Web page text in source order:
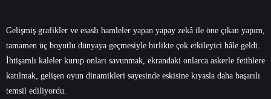
Gelişmiş grafikler ve esaslı hamleler yapan yapay zekâ ile öne çıkan yapım,
tamamen üç boyutlu dünyaya geçmesiyle birlikte çok etkileyici hâle geldi.
İhtişamlı kaleler kurup onları savunmak, ekrandaki onlarca askerle fetihlere
katılmak, gelişen oyun dinamikleri sayesinde eskisine kıyasla daha başarılı
temsil ediliyordu.